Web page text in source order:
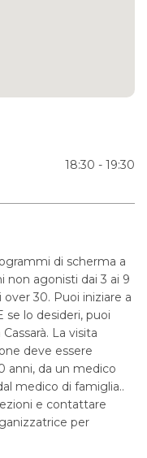
18:30 - 19:30
di scherma a
non agonisti dai 3 ai 9
30. Puoi iniziare a
se lo desideri, puoi
La visita
deve essere
anni, da un medico
medico di famiglia..
e contattare
per